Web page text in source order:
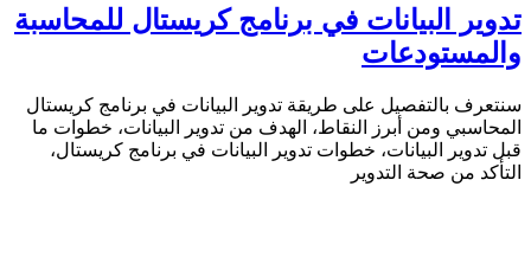
تدوير البيانات في برنامج كريستال للمحاسبة
والمستودعات
سنتعرف بالتفصيل على طريقة تدوير البيانات في برنامج كريستال
المحاسبي ومن أبرز النقاط، الهدف من تدوير البيانات، خطوات ما
قبل تدوير البيانات، خطوات تدوير البيانات في برنامج كريستال،
التأكد من صحة التدوير